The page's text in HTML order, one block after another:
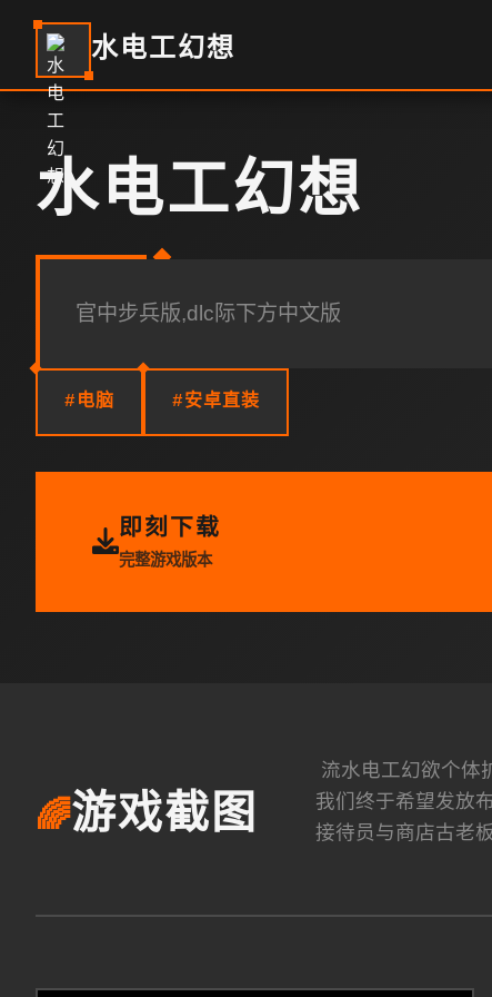
水电工幻想
水电工幻想
官中步兵版,dlc际下方中文版
#电脑 #安卓直装
即刻下载
完整游戏版本
🌈游戏截图
流水电工幻欲个体
我们终于希望发放
接待员与商店古老